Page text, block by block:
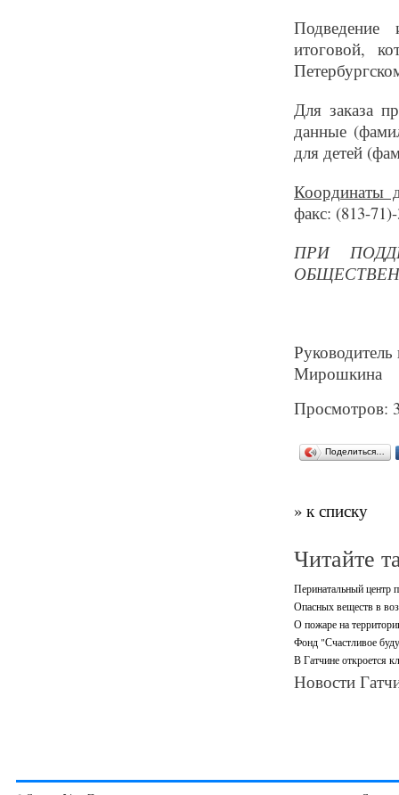
Подведение
итоговой,
Для заказа
данные
для детей
Координаты
факс: (813-
ПРИ
Мирошкина
Просмотров:
Поделиться…
» к списку
Читайте
Перинатальный центр
Опасных веществ в
О пожаре на
Фонд "Счастливое
В Гатчине откроется
Новости